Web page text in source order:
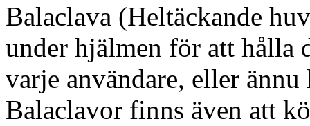
Balaclava (Heltäckande
under hjälmen för att hålla
varje användare, eller
Balaclavor finns även att